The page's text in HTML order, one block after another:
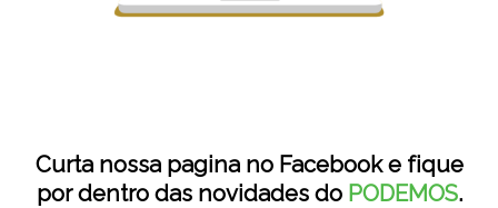
Curta nossa pagina no Facebook e fique
por dentro das novidades do PODEMOS.